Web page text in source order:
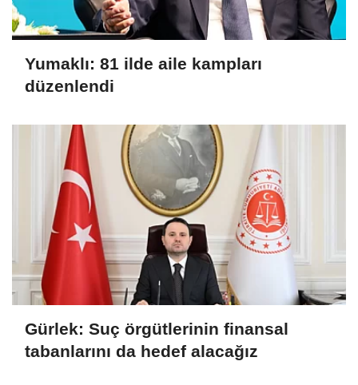
Yumaklı: 81 ilde aile kampları
düzenlendi
Gürlek: Suç örgütlerinin finansal
tabanlarını da hedef alacağız